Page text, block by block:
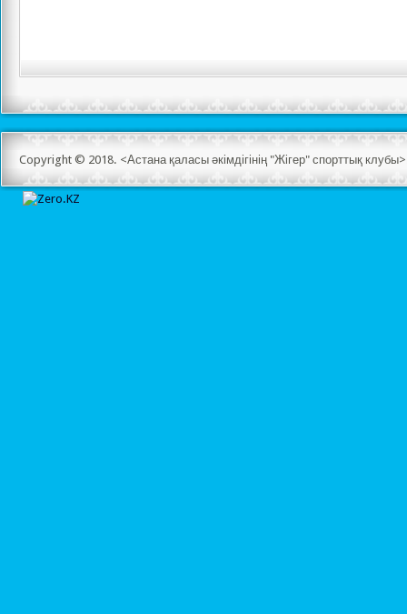
Copyright © 2018. <Астана қаласы әкімдігінің "Жігер" спорттық